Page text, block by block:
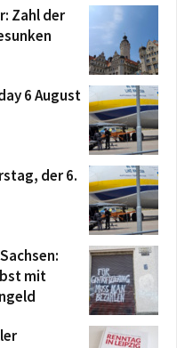
Zahl der
6 August
der 6.
mit